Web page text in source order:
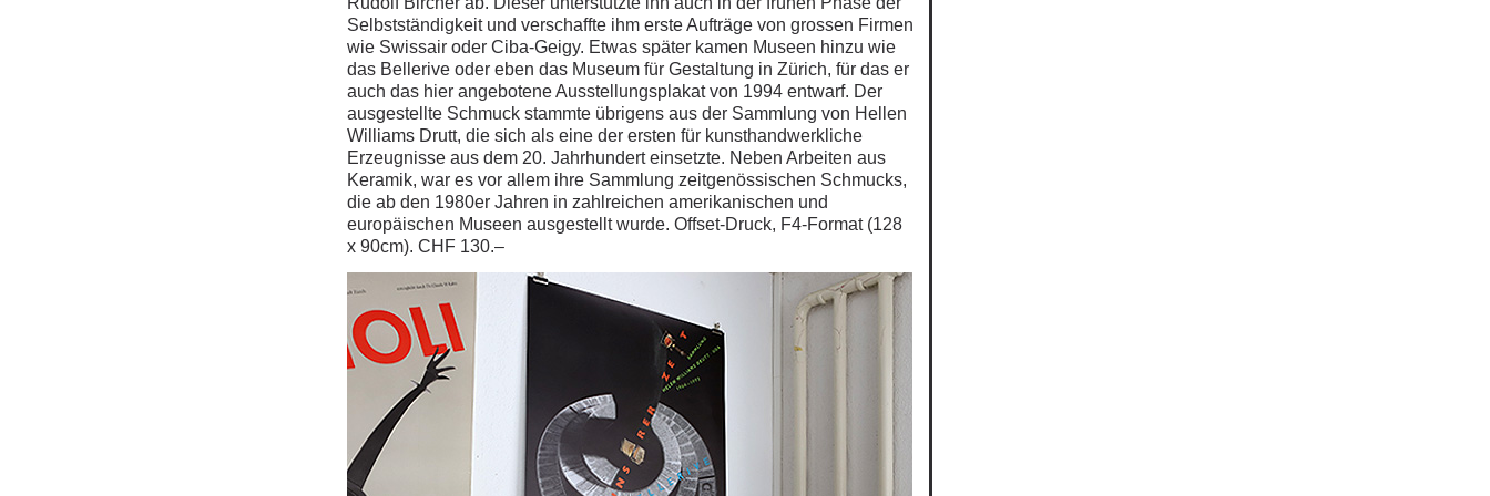
Selbstständigkeit und verschaffte ihm erste Aufträge von grossen Firmen
wie Swissair oder Ciba-Geigy. Etwas später kamen Museen hinzu wie
das Bellerive oder eben das Museum für Gestaltung in Zürich, für das er
auch das hier angebotene Ausstellungsplakat von 1994 entwarf. Der
ausgestellte Schmuck stammte übrigens aus der Sammlung von Hellen
Williams Drutt, die sich als eine der ersten für kunsthandwerkliche
Erzeugnisse aus dem 20. Jahrhundert einsetzte. Neben Arbeiten aus
Keramik, war es vor allem ihre Sammlung zeitgenössischen Schmucks,
die ab den 1980er Jahren in zahlreichen amerikanischen und
europäischen Museen ausgestellt wurde. Offset-Druck, F4-Format (128
x 90cm). CHF 130.–